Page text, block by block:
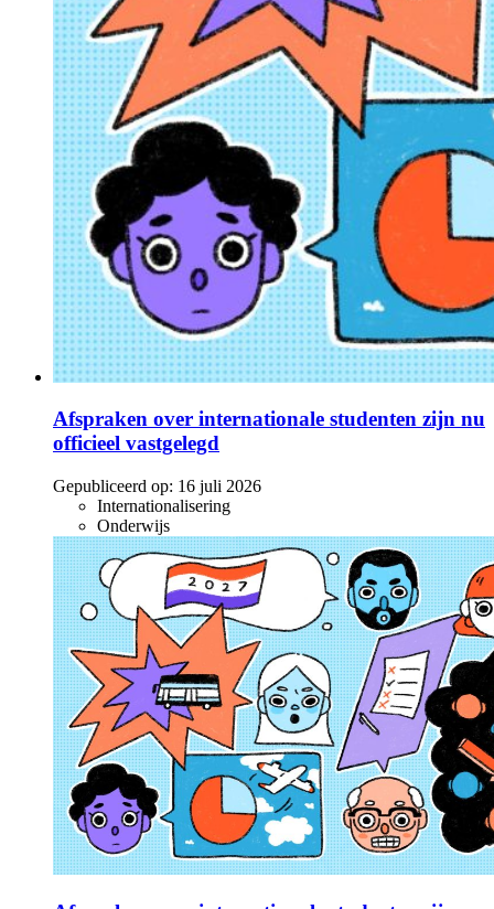
Afspraken over internationale studenten zijn nu
officieel vastgelegd
Gepubliceerd op: 16 juli 2026
Internationalisering
Onderwijs